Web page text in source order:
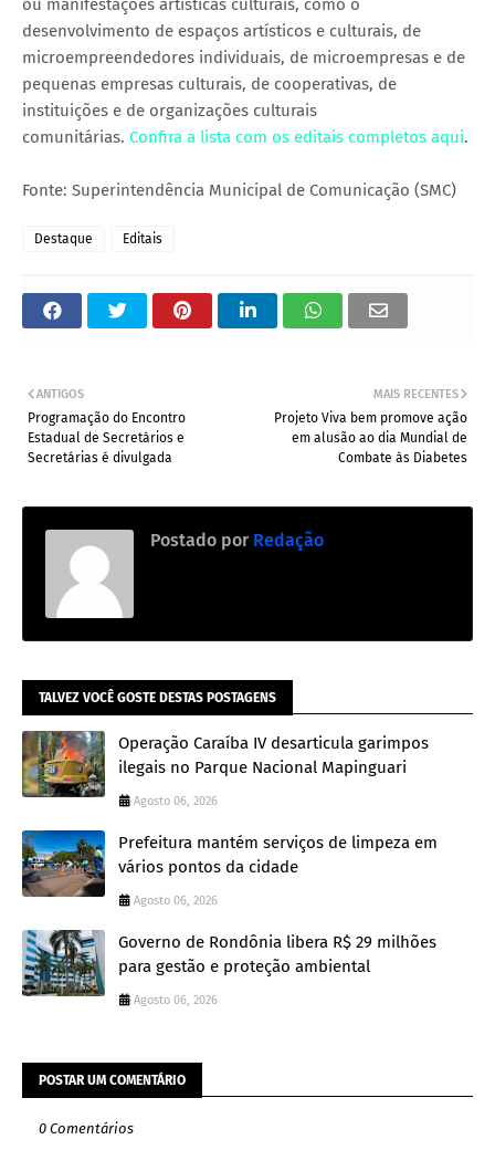
ou manifestações artísticas culturais, como o
desenvolvimento de espaços artísticos e culturais, de
microempreendedores individuais, de microempresas e de
pequenas empresas culturais, de cooperativas, de
instituições e de organizações culturais
comunitárias. Confira a lista com os editais completos aqui.
Fonte: Superintendência Municipal de Comunicação (SMC)
Destaque Editais
MAIS RECENTES
Projeto Viva bem promove ação
em alusão ao dia Mundial de
Combate às Diabetes
ANTIGOS
Programação do Encontro
Estadual de Secretários e
Secretárias é divulgada
Postado por Redação
TALVEZ VOCÊ GOSTE DESTAS POSTAGENS
Operação Caraíba IV desarticula garimpos
ilegais no Parque Nacional Mapinguari
Agosto 06, 2026
Prefeitura mantém serviços de limpeza em
vários pontos da cidade
Agosto 06, 2026
Governo de Rondônia libera R$ 29 milhões
para gestão e proteção ambiental
Agosto 06, 2026
POSTAR UM COMENTÁRIO
0 Comentários